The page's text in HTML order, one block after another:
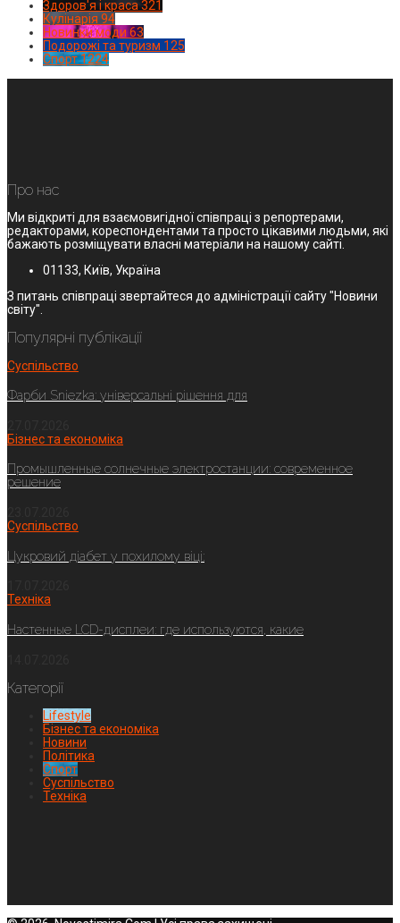
Здоров'я і краса 321
Кулінарія 94
Новинки моди 63
Подорожі та туризм 125
Спорт1224
Про нас
Ми відкриті для взаємовигідної співпраці з репортерами,
редакторами, кореспондентами та просто цікавими людьми, які
бажають розміщувати власні матеріали на нашому сайті.
01133, Київ, Україна
З питань співпраці звертайтеся до адміністрації сайту "Новини
світу".
Популярні публікації
Суспільство
Фарби Sniezka: універсальні рішення для
Бізнес та економіка
Промышленные солнечные электростанции: современное
решение
Суспільство
Цукровий діабет у похилому віці:
Техніка
Настенные LCD-дисплеи: где используются, какие
Категорії
Lifestyle
Бізнес та економіка
Новини
Політика
Спорт
Суспільство
Техніка